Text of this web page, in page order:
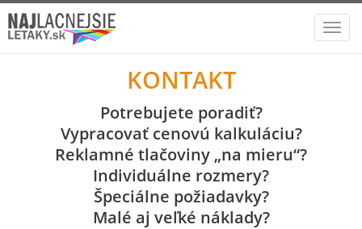
KONTAKT
Potrebujete poradiť?
Vypracovať cenovú kalkuláciu?
Reklamné tlačoviny „na mieru“?
Individuálne rozmery?
Špeciálne požiadavky?
Malé aj veľké náklady?